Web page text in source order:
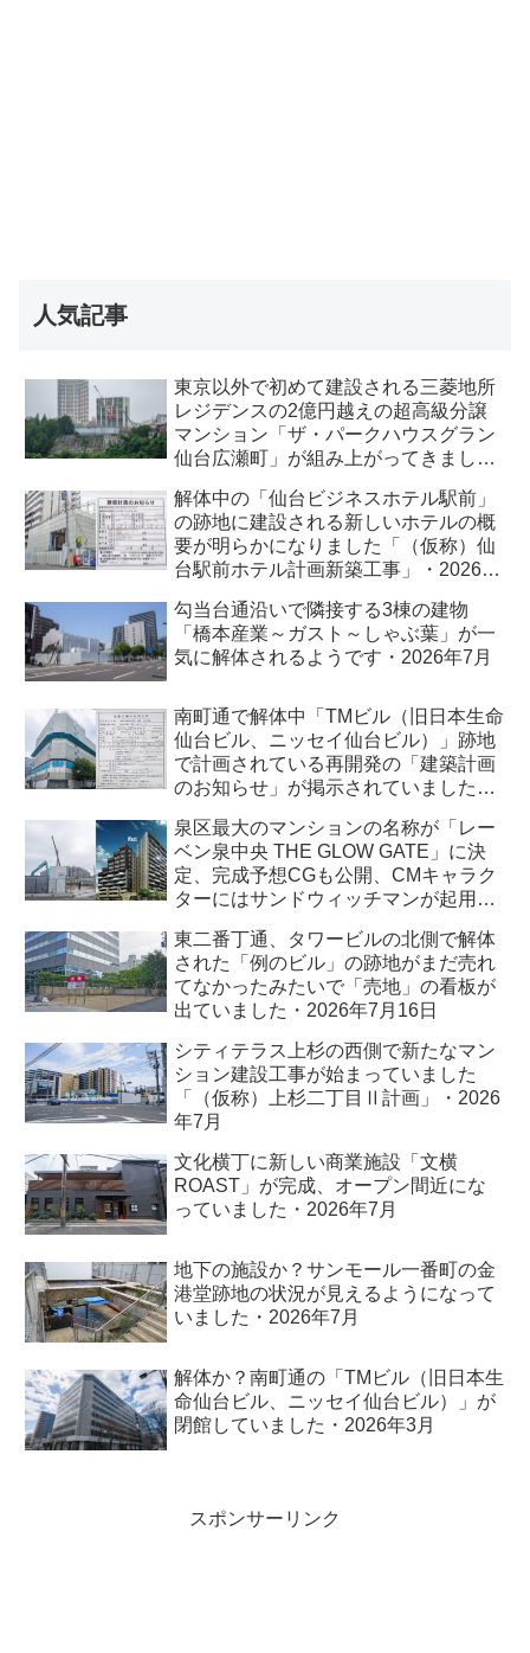
人気記事
東京以外で初めて建設される三菱地所
レジデンスの2億円越えの超高級分譲
マンション「ザ・パークハウスグラン
仙台広瀬町」が組み上がってきまし
解体中の「仙台ビジネスホテル駅前」
の跡地に建設される新しいホテルの概
要が明らかになりました「（仮称）仙
台駅前ホテル計画新築工事」・2026年
勾当台通沿いで隣接する3棟の建物
「橋本産業～ガスト～しゃぶ葉」が一
気に解体されるようです・2026年7月
南町通で解体中「TMビル（旧日本生命
仙台ビル、ニッセイ仙台ビル）」跡地
で計画されている再開発の「建築計画
のお知らせ」が掲示されていました・
泉区最大のマンションの名称が「レー
ベン泉中央 THE GLOW GATE」に決
定、完成予想CGも公開、CMキャラク
ターにはサンドウィッチマンが起用さ
東二番丁通、タワービルの北側で解体
された「例のビル」の跡地がまだ売れ
てなかったみたいで「売地」の看板が
出ていました・2026年7月16日
シティテラス上杉の西側で新たなマン
ション建設工事が始まっていました
「（仮称）上杉二丁目Ⅱ計画」・2026
年7月
文化横丁に新しい商業施設「文横
ROAST」が完成、オープン間近にな
っていました・2026年7月
地下の施設か？サンモール一番町の金
港堂跡地の状況が見えるようになって
いました・2026年7月
解体か？南町通の「TMビル（旧日本生
命仙台ビル、ニッセイ仙台ビル）」が
閉館していました・2026年3月
スポンサーリンク